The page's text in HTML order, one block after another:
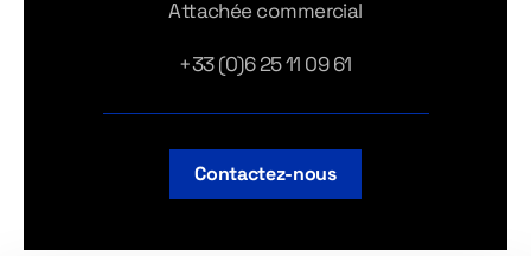
Attachée commercial
+33 (0)6 25 11 09 61
Contactez-nous